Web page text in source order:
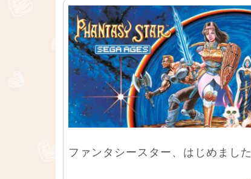
ファンタシースター、はじめました